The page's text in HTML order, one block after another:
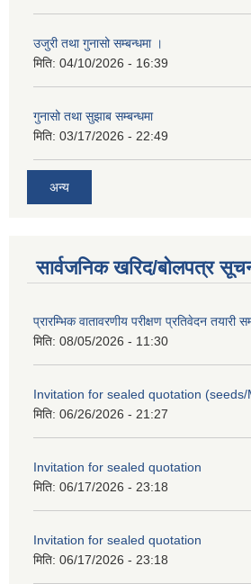
उजुरी तथा गुनासो सम्बन्धमा ।
मिति: 04/10/2026 - 16:39
गुनासो तथा सुझाब सम्बन्धमा
मिति: 03/17/2026 - 22:49
अन्य
सार्वजनिक खरिद/बोलपत्र
प्रारम्भिक वातावरणीय परीक्षण प्रतिवेदन तयारी
मिति: 08/05/2026 - 11:30
Invitation for sealed quotation (seeds/
मिति: 06/26/2026 - 21:27
Invitation for sealed quotation
मिति: 06/17/2026 - 23:18
Invitation for sealed quotation
मिति: 06/17/2026 - 23:18